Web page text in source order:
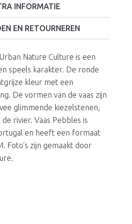
INFORMATIE
EN RETOURNEREN
Nature Culture is een
speels karakter. De ronde
kleur met een
De vormen van de vaas zijn
glimmende kiezelstenen,
rivier. Vaas Pebbles is
en heeft een formaat
Foto’s zijn gemaakt door